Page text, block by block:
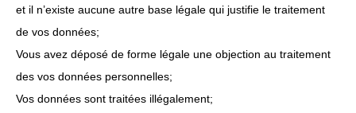
et il n’existe aucune autre base légale qui justifie le traitement
de vos données;
Vous avez déposé de forme légale une objection au traitement
des vos données personnelles;
Vos données sont traitées illégalement;